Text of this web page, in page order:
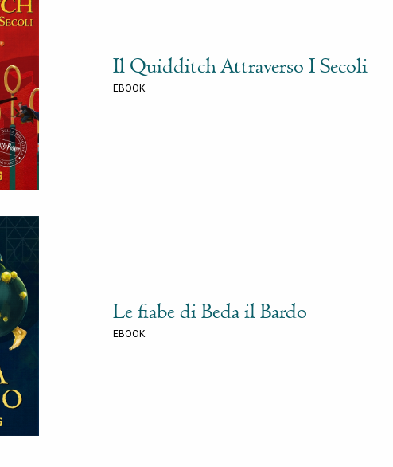
Il Quidditch Attraverso I Secoli
EBOOK
Le fiabe di Beda il Bardo
EBOOK